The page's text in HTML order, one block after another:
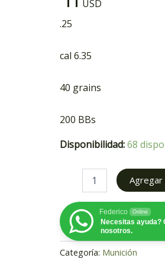
USD
.25
cal 6.35
40 grains
200 BBs
Disponibilidad:68
x200
Agregar
Federico Online
Necesitas ayuda?
nosotros.
Categoría: Munición